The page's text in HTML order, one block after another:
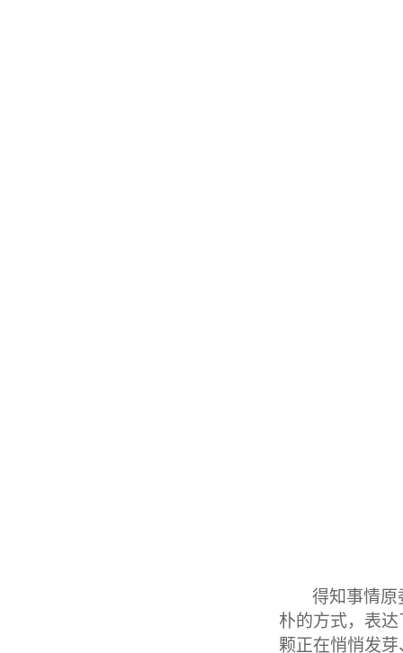
得知事情原
朴的方式，表
颗正在悄悄发